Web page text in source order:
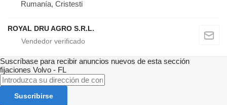
Rumanía, Cristesti
ROYAL DRU AGRO S.R.L.
Suscríbase para recibir anuncios nuevos de esta sección
fijaciones Volvo - FL
Suscribirse